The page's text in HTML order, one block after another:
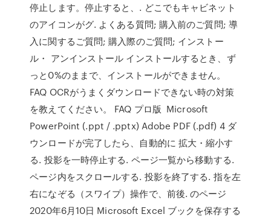
停止します。停止すると、. どこでもキャビネット
のアイコンがグ. よくある質問; 購入前のご質問; 導
入に関するご質問; 購入際のご質問; インストー
ル・ アンインストール インストールするとき、ず
っと0%のままで、インストールができません。
FAQ OCRがうまくダウンロードできない時の対策
を教えてください。 FAQ プロ版 Microsoft
PowerPoint (.ppt / .pptx) Adobe PDF (.pdf) 4 ダ
ウンロードが完了したら、自動的に 拡大・縮小す
る. 投影を一時停止する. ページ一覧から移動する.
ページ内をスクロールする. 投影を終了する. 指を左
右になぞる（スワイプ）操作で、前後. のページ
2020年6月10日 Microsoft Excel ブックを保存する